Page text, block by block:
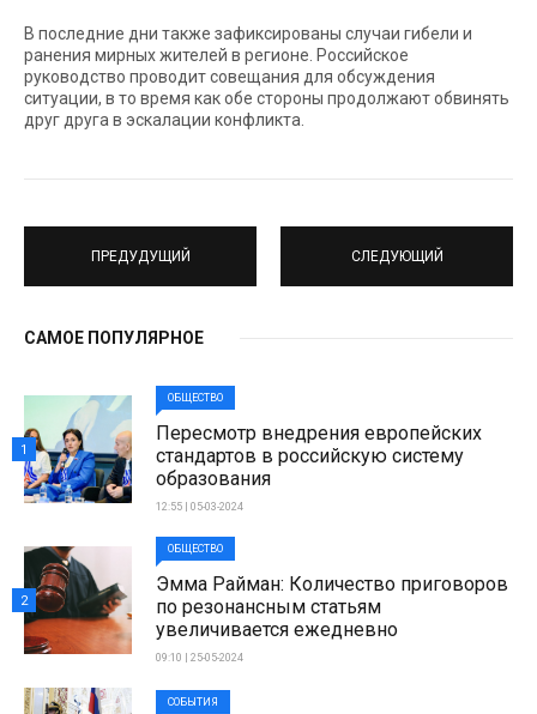
В последние дни также зафиксированы случаи гибели и
ранения мирных жителей в регионе. Российское
руководство проводит совещания для обсуждения
ситуации, в то время как обе стороны продолжают обвинять
друг друга в эскалации конфликта.
ПРЕДУДУЩИЙ СЛЕДУЮЩИЙ
САМОЕ ПОПУЛЯРНОЕ
ОБЩЕСТВО
Пересмотр внедрения европейских
стандартов в российскую систему
образования
12:55 | 05-03-2024
1
ОБЩЕСТВО
Эмма Райман: Количество приговоров
по резонансным статьям
увеличивается ежедневно
09:10 | 25-05-2024
2
СОБЫТИЯ